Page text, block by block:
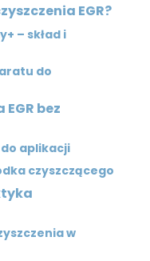
EGR?
– skład i
do
bez
aplikacji
czyszczącego
w